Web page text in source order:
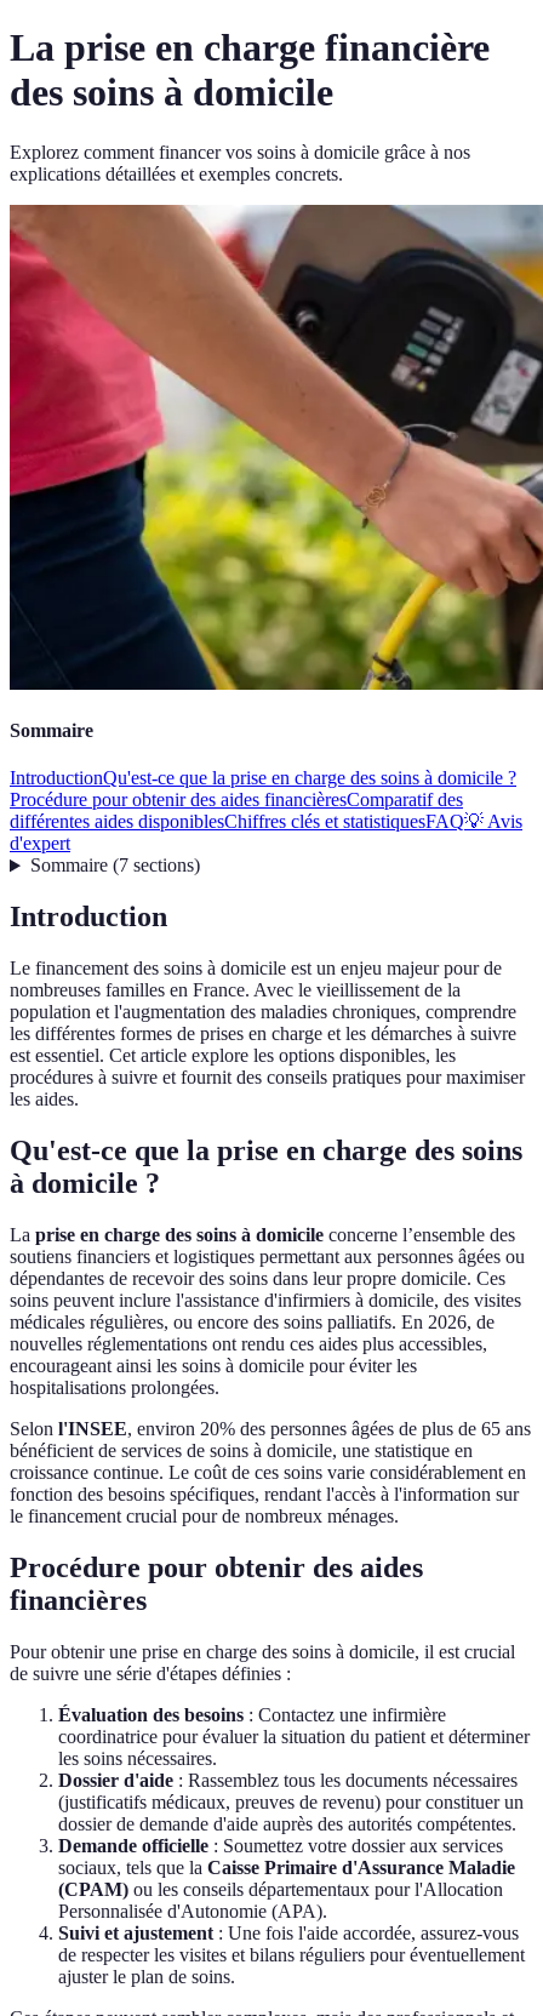
La prise en charge financière
des soins à domicile
Explorez comment financer vos soins à domicile grâce à nos
explications détaillées et exemples concrets.
Sommaire
IntroductionQu'est-ce que la prise en charge des soins à domicile ?
Procédure pour obtenir des aides financièresComparatif des
différentes aides disponiblesChiffres clés et statistiquesFAQ💡 Avis
d'expert
Sommaire(7 sections)
Introduction
Le financement des soins à domicile est un enjeu majeur pour de
nombreuses familles en France. Avec le vieillissement de la
population et l'augmentation des maladies chroniques, comprendre
les différentes formes de prises en charge et les démarches à suivre
est essentiel. Cet article explore les options disponibles, les
procédures à suivre et fournit des conseils pratiques pour maximiser
les aides.
Qu'est-ce que la prise en charge des soins
à domicile ?
La prise en charge des soins à domicile concerne l’ensemble des
soutiens financiers et logistiques permettant aux personnes âgées ou
dépendantes de recevoir des soins dans leur propre domicile. Ces
soins peuvent inclure l'assistance d'infirmiers à domicile, des visites
médicales régulières, ou encore des soins palliatifs. En 2026, de
nouvelles réglementations ont rendu ces aides plus accessibles,
encourageant ainsi les soins à domicile pour éviter les
hospitalisations prolongées.
Selon l'INSEE, environ 20% des personnes âgées de plus de 65 ans
bénéficient de services de soins à domicile, une statistique en
croissance continue. Le coût de ces soins varie considérablement en
fonction des besoins spécifiques, rendant l'accès à l'information sur
le financement crucial pour de nombreux ménages.
Procédure pour obtenir des aides
financières
Pour obtenir une prise en charge des soins à domicile, il est crucial
de suivre une série d'étapes définies :
Évaluation des besoins : Contactez une infirmière
coordinatrice pour évaluer la situation du patient et déterminer
les soins nécessaires.
Dossier d'aide : Rassemblez tous les documents nécessaires
(justificatifs médicaux, preuves de revenu) pour constituer un
dossier de demande d'aide auprès des autorités compétentes.
Demande officielle : Soumettez votre dossier aux services
sociaux, tels que la Caisse Primaire d'Assurance Maladie
(CPAM) ou les conseils départementaux pour l'Allocation
Personnalisée d'Autonomie (APA).
Suivi et ajustement : Une fois l'aide accordée, assurez-vous
de respecter les visites et bilans réguliers pour éventuellement
ajuster le plan de soins.